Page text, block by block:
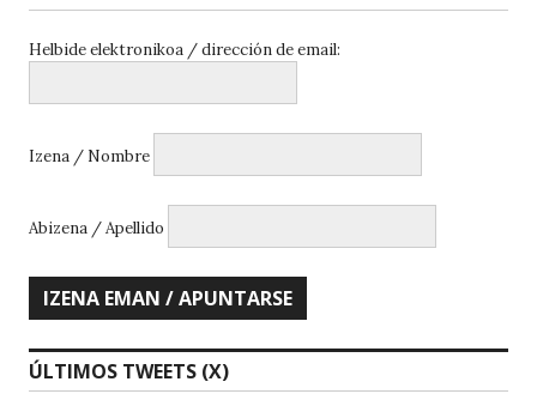
Helbide elektronikoa / dirección de email:
Izena / Nombre
Abizena / Apellido
ÚLTIMOS TWEETS (X)